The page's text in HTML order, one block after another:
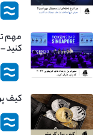
کنید
کیف